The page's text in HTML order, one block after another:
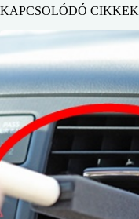
KAPCSOLÓDÓ CIKKEK